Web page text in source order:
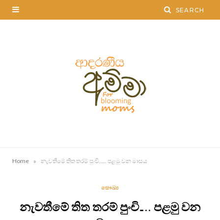
Home » නැවතීමේ තිත තරම් පුංචි….. පළමු වන මාසය
සෞඛ්‍ය
නැවතීමේ තිත තරම් පුංචි….. පළමු වන